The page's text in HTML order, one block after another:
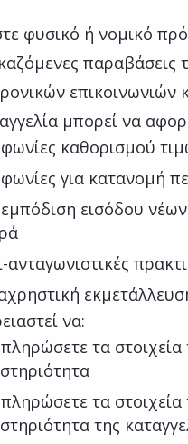
φυσικό ή νομικό
μπορεί να
καθορισμού
για κατανομή
εισόδου
ανταγωνιστικές
να:
τα στοιχεία
τα στοιχεία
της